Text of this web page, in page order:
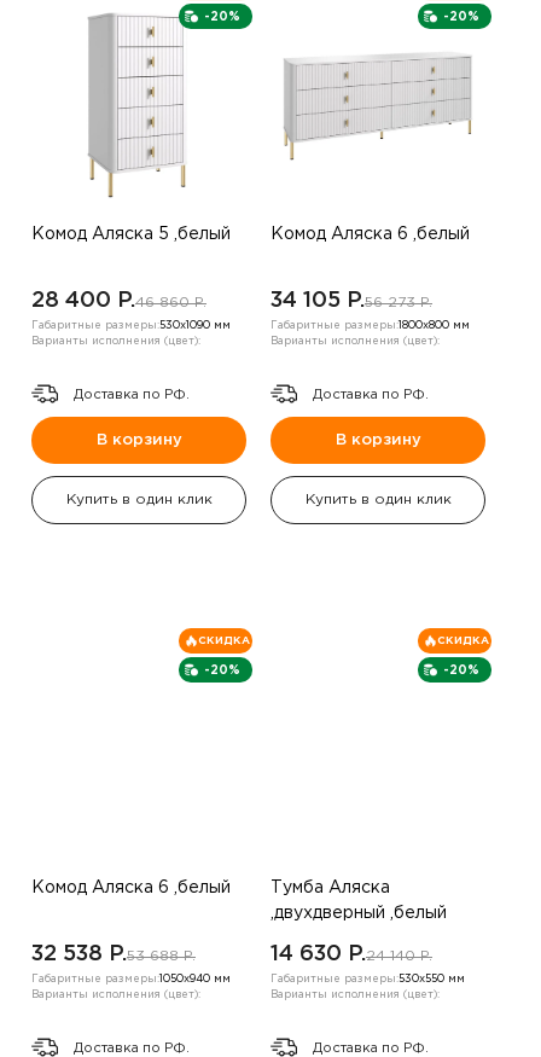
-20%
Комод Аляска 5 ,белый
28 400 P.46 860 P.
Габаритные размеры:530х1090 мм
Варианты исполнения (цвет):
Доставка по РФ.
В корзину
Купить в один клик
-20%
Комод Аляска 6 ,белый
34 105 P.56 273 P.
Габаритные размеры: 1800х800 мм
Варианты исполнения (цвет):
Доставка по РФ.
В корзину
Купить в один клик
-20%
СКИДКА
Комод Аляска 6 ,белый
32 538 P.53 688 P.
Габаритные размеры: 1050х940 мм
Варианты исполнения (цвет):
Доставка по РФ.
-20%
СКИДКА
Тумба Аляска
,двухдверный ,белый
14 630 P.24 140 P.
Габаритные размеры:530х550 мм
Варианты исполнения (цвет):
Доставка по РФ.